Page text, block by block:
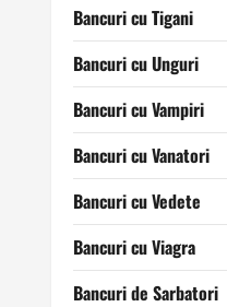
Bancuri cu Tigani
Bancuri cu Unguri
Bancuri cu Vampiri
Bancuri cu Vanatori
Bancuri cu Vedete
Bancuri cu Viagra
Bancuri de Sarbatori